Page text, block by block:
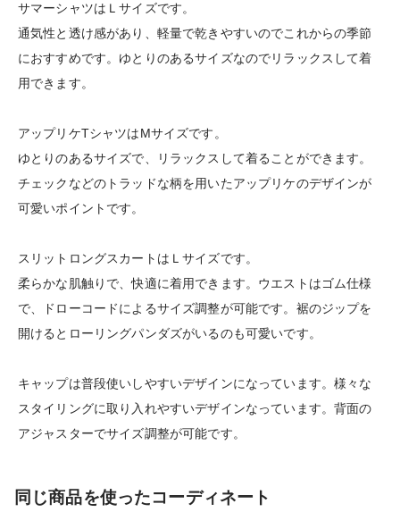
サマーシャツはＬサイズです。
通気性と透け感があり、軽量で乾きやすいのでこれからの季節
におすすめです。ゆとりのあるサイズなのでリラックスして着
用できます。
アップリケTシャツはMサイズです。
ゆとりのあるサイズで、リラックスして着ることができます。
チェックなどのトラッドな柄を用いたアップリケのデザインが
可愛いポイントです。
スリットロングスカートはＬサイズです。
柔らかな肌触りで、快適に着用できます。ウエストはゴム仕様
で、ドローコードによるサイズ調整が可能です。裾のジップを
開けるとローリングパンダズがいるのも可愛いです。
キャップは普段使いしやすいデザインになっています。様々な
スタイリングに取り入れやすいデザインなっています。背面の
アジャスターでサイズ調整が可能です。
同じ商品を使ったコーディネート